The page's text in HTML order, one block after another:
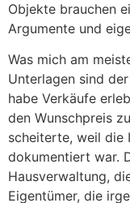
Objekte brauchen
Argumente und
Was mich am
Unterlagen sind
habe Verkäufe
den Wunschpreis
scheiterte, weil die
dokumentiert war.
Hausverwaltung,
Eigentümer, die